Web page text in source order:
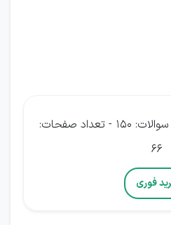
نوع فایل: PDF - تعداد سوالات: 150 - تعداد صفحات:
66
فوری